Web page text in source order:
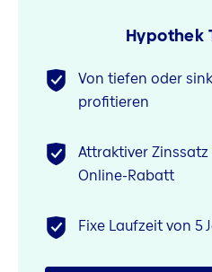
Hypothek
Von tiefen oder
profitieren
Attraktiver Zinssatz
Online-Rabatt
Fixe Laufzeit von 5